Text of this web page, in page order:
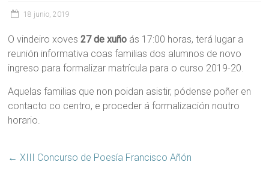
18 junio, 2019
O vindeiro xoves 27 de xuño ás 17:00 horas, terá lugar a
reunión informativa coas familias dos alumnos de novo
ingreso para formalizar matrícula para o curso 2019-20.
Aquelas familias que non poidan asistir, pódense poñer en
contacto co centro, e proceder á formalización noutro
horario.
← XIII Concurso de Poesía Francisco Añón